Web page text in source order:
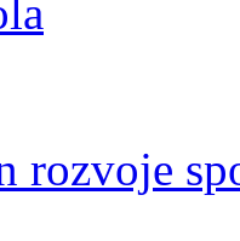
rozvoje